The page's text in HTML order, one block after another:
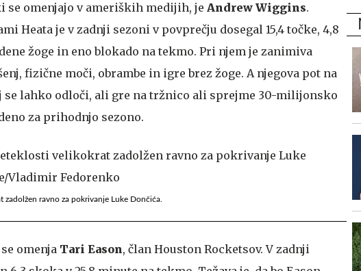
omenjajo v ameriških medijih, je Andrew Wiggins.
Heata je v zadnji sezoni v povprečju dosegal 15,4 točke, 4,8
žoge in eno blokado na tekmo. Pri njem je zanimiva
fizične moči, obrambe in igre brez žoge. A njegova pot na
se lahko odloči, ali gre na tržnico ali sprejme 30-milijonsko
za prihodnjo sezono.
ravno za pokrivanje Luke Dončića.
omenja Tari Eason, član Houston Rocketsov. V zadnji